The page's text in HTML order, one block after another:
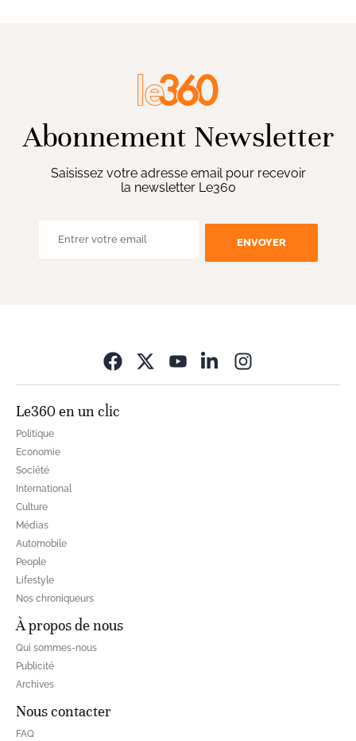
Abonnement Newsletter
Saisissez votre adresse email pour recevoir
la newsletter Le360
ENVOYER
Le360 en un clic
Politique
Economie
Société
International
Culture
Médias
Automobile
People
Lifestyle
Nos chroniqueurs
À propos de nous
Qui sommes-nous
Publicité
Archives
Nous contacter
FAQ